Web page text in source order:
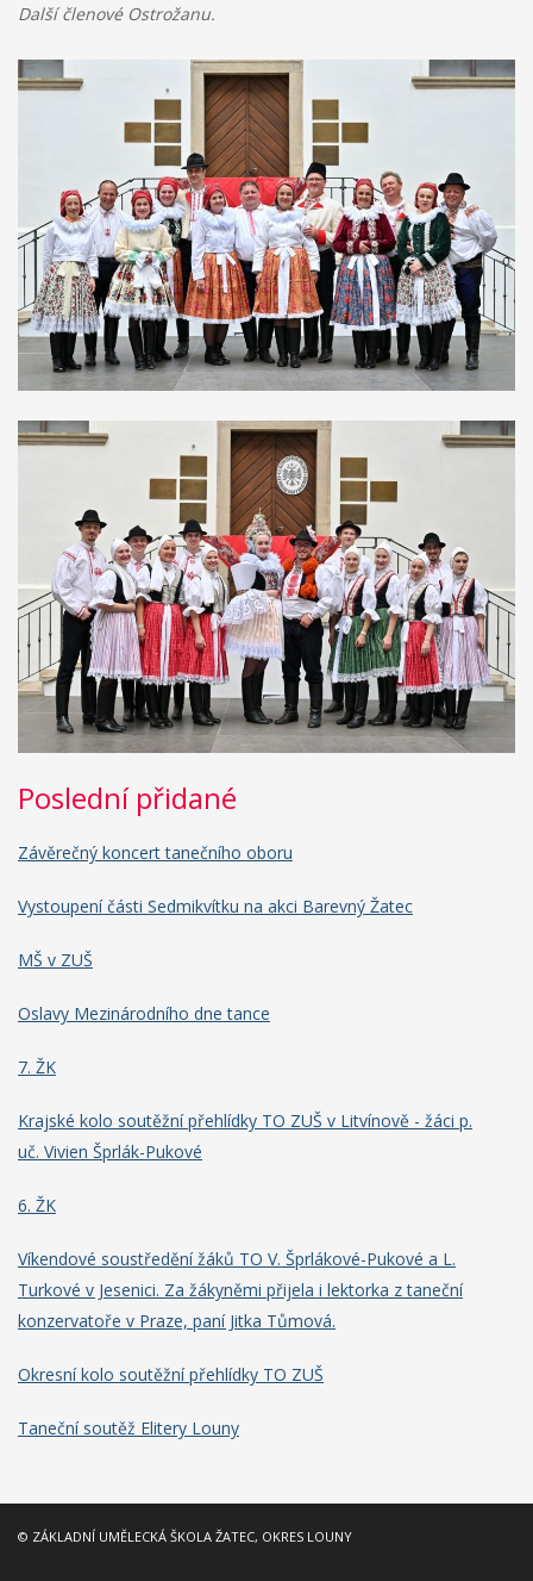
Další členové Ostrožanu.
Poslední přidané
Závěrečný koncert tanečního oboru
Vystoupení části Sedmikvítku na akci Barevný Žatec
MŠ v ZUŠ
Oslavy Mezinárodního dne tance
7. ŽK
Krajské kolo soutěžní přehlídky TO ZUŠ v Litvínově - žáci p.
uč. Vivien Šprlák-Pukové
6. ŽK
Víkendové soustředění žáků TO V. Šprlákové-Pukové a L.
Turkové v Jesenici. Za žákyněmi přijela i lektorka z taneční
konzervatoře v Praze, paní Jitka Tůmová.
Okresní kolo soutěžní přehlídky TO ZUŠ
Taneční soutěž Elitery Louny
© ZÁKLADNÍ UMĚLECKÁ ŠKOLA ŽATEC, OKRES LOUNY